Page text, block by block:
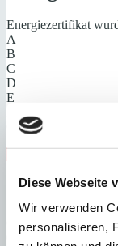
Diese Webseite
Wir verwenden
personalisieren,
Energiezertifikat
A
B
C
D
E
Zuständiges
OFICINA
0034971695255